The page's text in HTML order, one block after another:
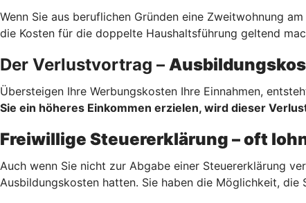
Wenn Sie aus beruflichen Gründen eine Zweitwohnung
die Kosten für die doppelte Haushaltsführung geltend
Der Verlustvortrag –
Übersteigen Ihre Werbungskosten Ihre Einnahmen,
Sie ein höheres Einkommen erzielen, wird dieser
Freiwillige Steuererklärung – oft
Auch wenn Sie nicht zur Abgabe einer Steuererklärung
Ausbildungskosten hatten. Sie haben die Möglichkeit,